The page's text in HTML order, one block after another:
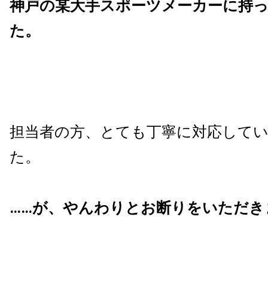
神戸の某大手スポーツメーカーに持
た。
担当者の方、とても丁寧に対応して
た。
……が、やんわりとお断りをいただき